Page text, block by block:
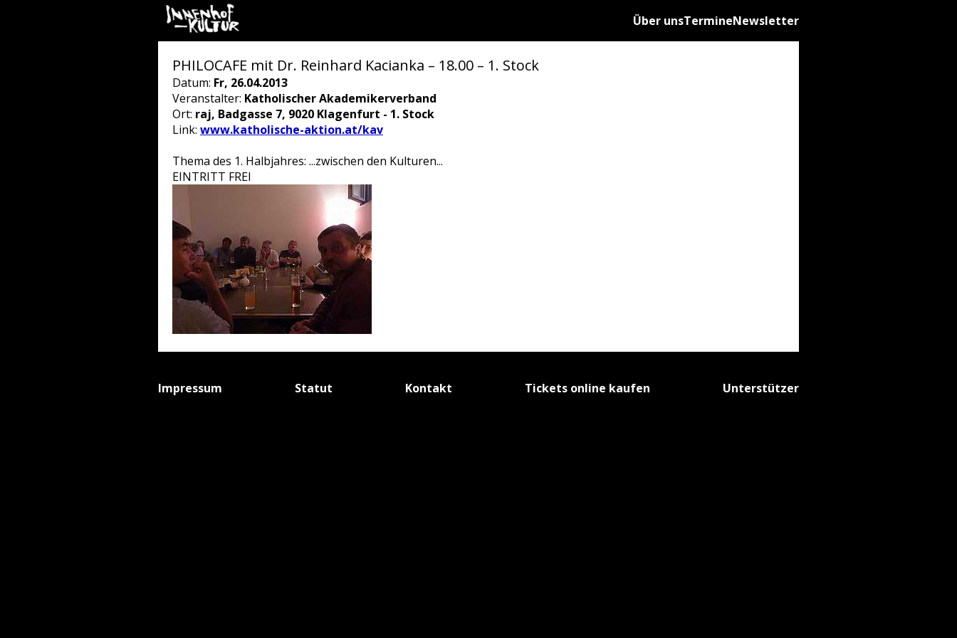
Über unsTermineNewsletter
PHILOCAFE mit Dr. Reinhard Kacianka – 18.00 – 1. Stock
Datum: Fr, 26.04.2013
Veranstalter: Katholischer Akademikerverband
Ort: raj, Badgasse 7, 9020 Klagenfurt - 1. Stock
Link: www.katholische-aktion.at/kav
Thema des 1. Halbjahres: ...zwischen den Kulturen...
EINTRITT FREI
Impressum Statut Kontakt Tickets online kaufen Unterstützer